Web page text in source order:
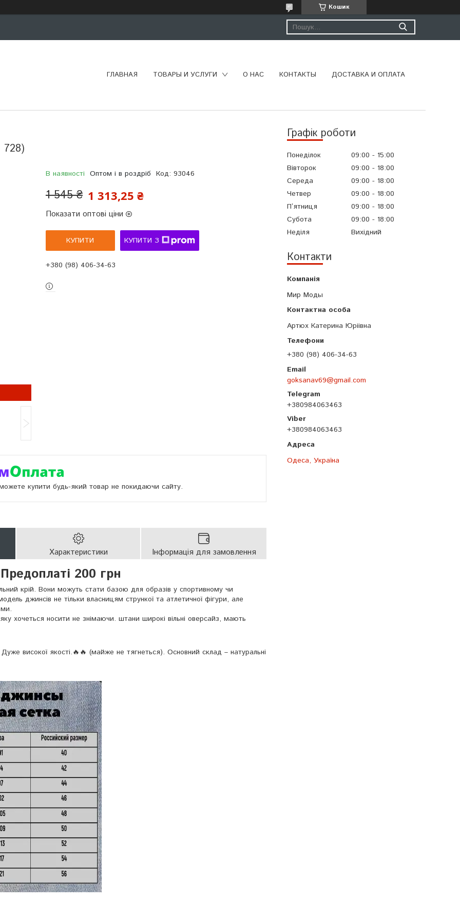
Кошик
ГЛАВНАЯ ТОВАРЫ И УСЛУГИ О НАС КОНТАКТЫ ДОСТАВКА И ОПЛАТА
Графік роботи
Понеділок 09:00
15:00
Вівторок
09:00
18:00
Середа
09:00
18:00
Четвер
09:00
18:00
Пʼятниця
09:00
18:00
Субота
09:00
18:00
Неділя
Вихідний
Контакти
Мир Моды
Артюх Катерина Юріівна
+380 (98) 406-34-63
goksanav69@gmail.com
+380984063463
+380984063463
Одеса, Україна
728)
В наявності Оптом і в роздріб Код: 93046
1 545 ₴ 1 313,25 ₴
Показати оптові ціни
КУПИТИ КУПИТИ З
+380 (98) 406-34-63
можете купити будь-який товар не покидаючи сайту.
Характеристики Інформація для замовлення
200 грн
крій. Вони можуть стати базою для образів у спортивному чи
джинсів не тільки власницям стрункої та атлетичної фігури, але
хочеться носити не знімаючи. штани широкі вільні оверсайз, мають
високої якості.🔥🔥 (майже не тягнеться). Основний склад – натуральні